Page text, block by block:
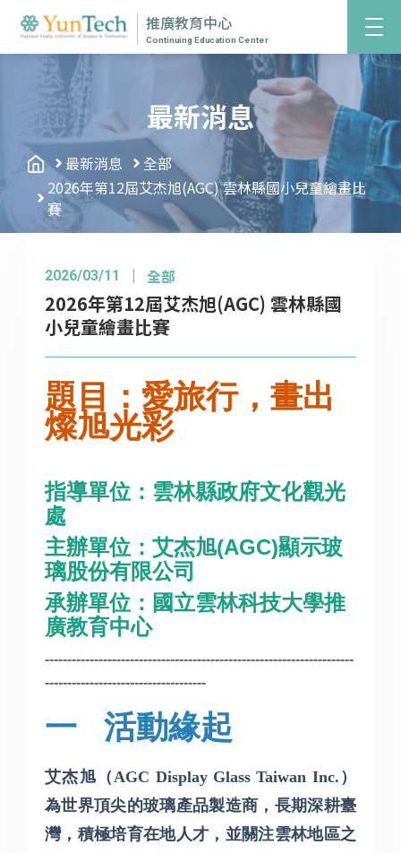
推廣教育中心
Continuing Education Center
最新消息
最新消息
全部
2026年第12屆艾杰旭(AGC) 雲林縣國小兒童繪畫比
賽
2026/03/11 全部
2026年第12屆艾杰旭(AGC) 雲林縣國
小兒童繪畫比賽
題目：愛旅行，畫出
燦旭光彩
指導單位：雲林縣政府文化觀光
處
主辦單位：艾杰旭(AGC)顯示玻
璃股份有限公司
承辦單位：國立雲林科技大學推
廣教育中心
---------------------------------------------------------------------
------------------------------------
一 活動緣起
艾杰旭（AGC Display Glass Taiwan Inc. ）
為世界頂尖的玻璃產品製造商，長期深耕臺
灣，積極培育在地人才，並關注雲林地區之